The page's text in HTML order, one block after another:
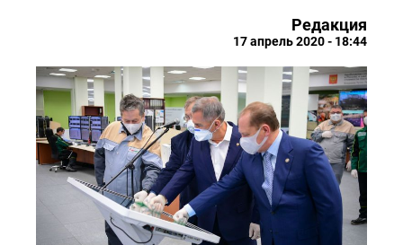
Редакция
17 апрель 2020 - 18:44